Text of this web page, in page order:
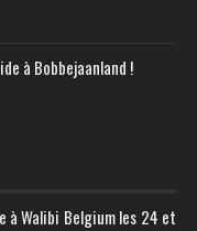
à Bobbejaanland !
à Walibi Belgium les 24 et